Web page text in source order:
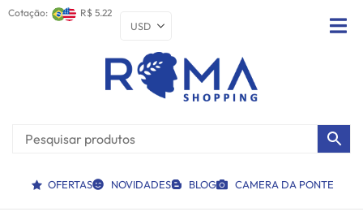
Cotação: R$ 5.22
OFERTAS NOVIDADES BLOG CAMERA DA PONTE